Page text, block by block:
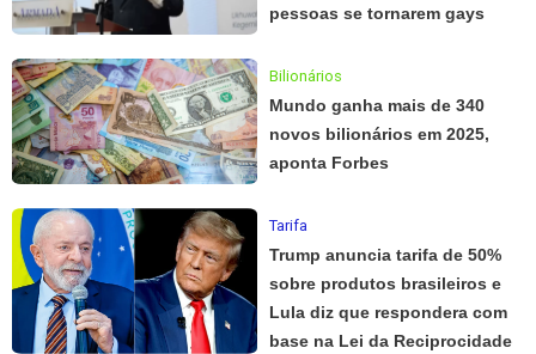
pessoas se tornarem gays
Bilionários
Mundo ganha mais de 340
novos bilionários em 2025,
aponta Forbes
Tarifa
Trump anuncia tarifa de 50%
sobre produtos brasileiros e
Lula diz que respondera com
base na Lei da Reciprocidade